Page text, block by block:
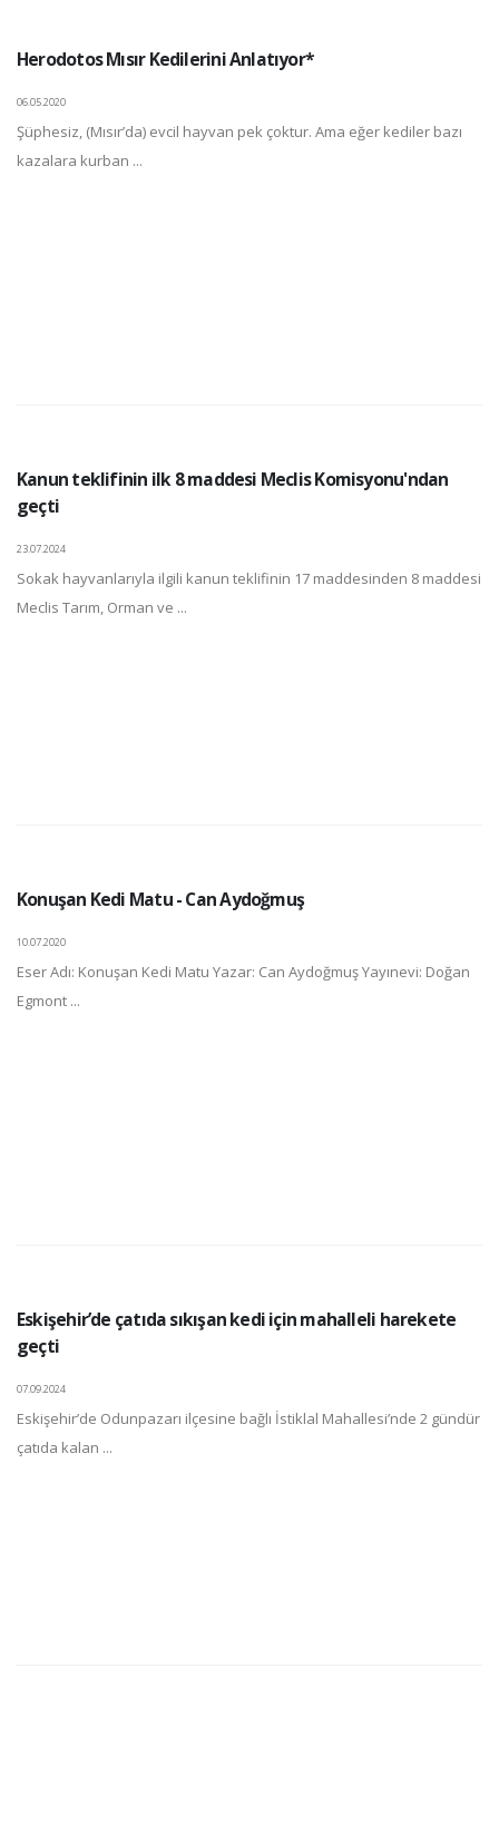
Herodotos Mısır Kedilerini Anlatıyor*
06.05.2020
Şüphesiz, (Mısır’da) evcil hayvan pek çoktur. Ama eğer kediler bazı
kazalara kurban ...
Kanun teklifinin ilk 8 maddesi Meclis Komisyonu'ndan
geçti
23.07.2024
Sokak hayvanlarıyla ilgili kanun teklifinin 17 maddesinden 8 maddesi
Meclis Tarım, Orman ve ...
Konuşan Kedi Matu - Can Aydoğmuş
10.07.2020
Eser Adı: Konuşan Kedi Matu Yazar: Can Aydoğmuş Yayınevi: Doğan
Egmont ...
Eskişehir’de çatıda sıkışan kedi için mahalleli harekete
geçti
07.09.2024
Eskişehir’de Odunpazarı ilçesine bağlı İstiklal Mahallesi’nde 2 gündür
çatıda kalan ...